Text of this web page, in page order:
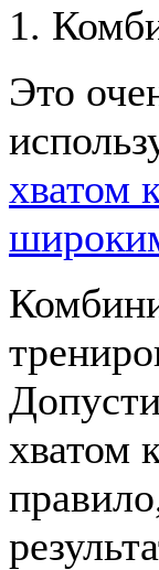
1.
Это
хватом
хватом